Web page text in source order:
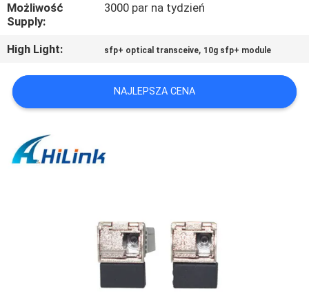
NOWOŚCI
SPRAWY
POPROŚ
O
WYCENĘ
PRYWATNOŚCI
Możliwość
Supply:
3000 par na tydzień
High Light: sfp+ optical transceive, 10g sfp+ module
NAJLEPSZA CENA